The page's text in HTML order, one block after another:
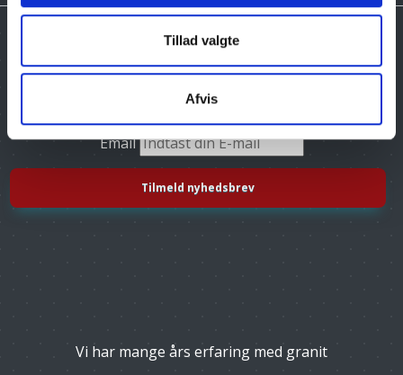
Tillad valgte
Afvis
Tilmeld dig vores nyhedsbrev, og få gode tilbud
Email
Vi har mange års erfaring med granit